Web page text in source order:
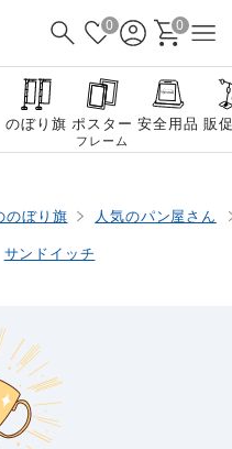
0 0
のぼり旗 ポスター
フレーム
安全用品 販
のぼり旗
人気のパン屋さん
サンドイッチ